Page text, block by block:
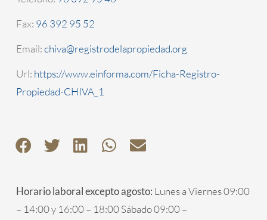
Fax: 96 392 95 52
Email:chiva@registrodelapropiedad.org
Url: https://www.einforma.com/Ficha-Registro-
Propiedad-CHIVA_1
Horario laboral excepto agosto: Lunes a Viernes 09:00
– 14:00 y 16:00 – 18:00 Sábado 09:00 –